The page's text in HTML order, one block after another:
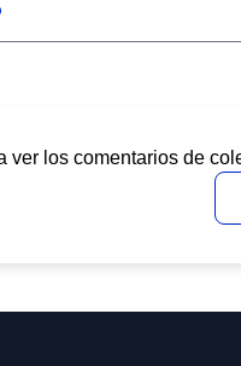
ver los comentarios de